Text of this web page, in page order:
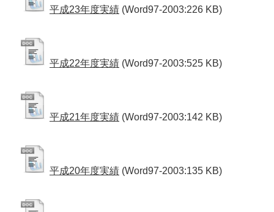
平成23年度実績 (Word97-2003:226 KB)
平成22年度実績 (Word97-2003:525 KB)
平成21年度実績 (Word97-2003:142 KB)
平成20年度実績 (Word97-2003:135 KB)